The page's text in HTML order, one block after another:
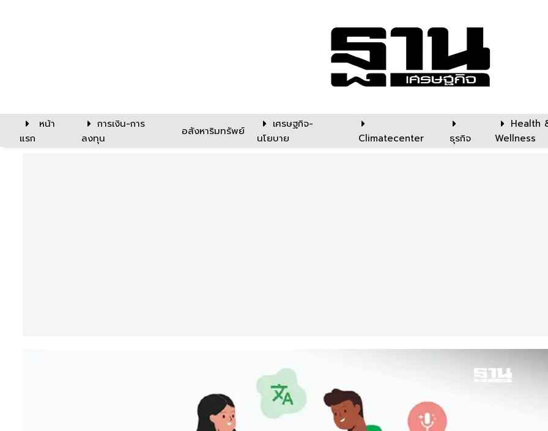
หน้า
แรก
การเงิน-การ
ลงทุน
อสังหาริมทรัพย์
เศรษฐกิจ-
นโยบาย
Climatecenter ธุรกิจ
Health
Wellness